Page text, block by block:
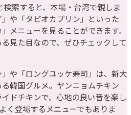
索すると、本場・台湾で親しま
や「タピオカプリン」といった
メニューを見ることができます。
見た目なので、ぜひチェックして
や「ロングユッケ寿司」は、新大
韓国グルメ。ヤンニョムチキン
ドチキンで、心地の良い音を楽し
く登場するメニューでもありま